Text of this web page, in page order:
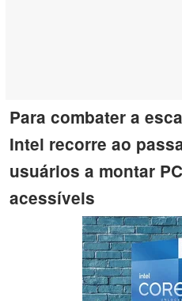
Para combater a
Intel recorre ao
usuários a montar
acessíveis